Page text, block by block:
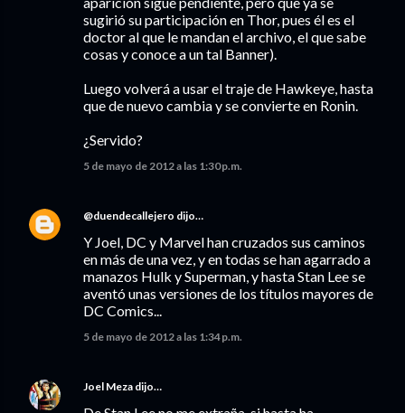
sugirió su participación en Thor, pues él es el
doctor al que le mandan el archivo, el que sabe
cosas y conoce a un tal Banner).
Luego volverá a usar el traje de Hawkeye, hasta
que de nuevo cambia y se convierte en Ronin.
¿Servido?
5 de mayo de 2012 a las 1:30 p.m.
@duendecallejero dijo…
Y Joel, DC y Marvel han cruzados sus caminos
en más de una vez, y en todas se han agarrado a
manazos Hulk y Superman, y hasta Stan Lee se
aventó unas versiones de los títulos mayores de
DC Comics...
5 de mayo de 2012 a las 1:34 p.m.
Joel Meza dijo…